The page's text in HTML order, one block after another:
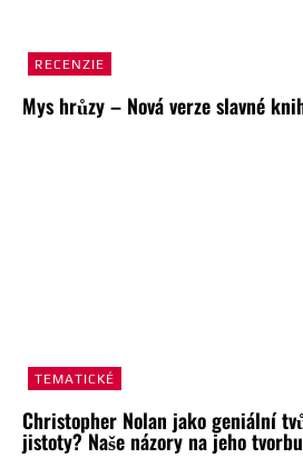
RECENZIE
Mys hrůzy – Nová verze slavné
TEMATICKÉ
Christopher Nolan jako geniální
jistoty? Naše názory na jeho tvorbu